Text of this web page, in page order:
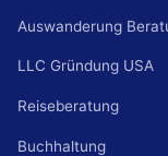
Auswanderung
LLC Gründung USA
Reiseberatung
Buchhaltung